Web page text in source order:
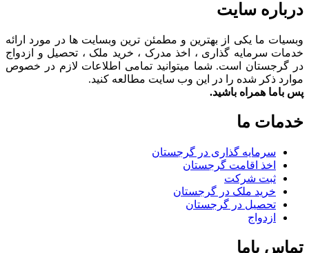
درباره سایت
وبسیات ما یکی از بهترین و مطمئن ترین وبسایت ها در مورد ارائه
خدمات سرمایه گذاری ، اخذ مدرک ، خرید ملک ، تحصیل و ازدواج
در گرجستان است. شما میتوانید تمامی اطلاعات لازم در خصوص
موارد ذکر شده را در این وب سایت مطالعه کنید.
پس باما همراه باشید.
خدمات ما
سرمایه گذاری در گرجستان
اخذ اقامت گرجستان
ثبت شرکت
خرید ملک در گرجستان
تحصیل در گرجستان
ازدواج
تماس باما